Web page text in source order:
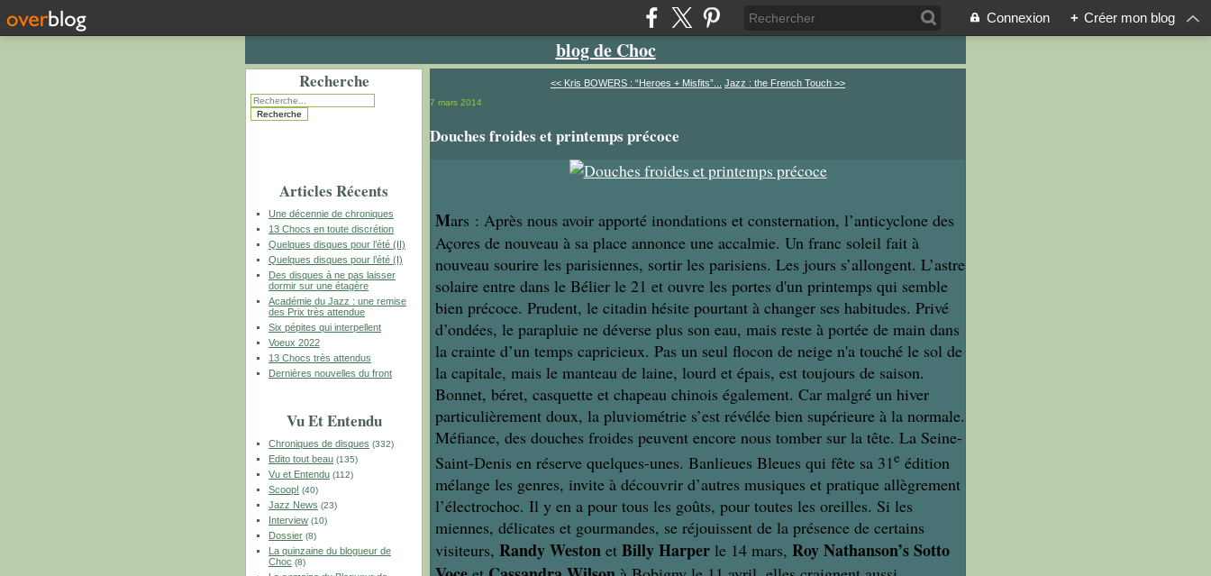
Connexion + Créer mon blog
blog de Choc
Recherche
Articles Récents
Une décennie de chroniques
13 Chocs en toute discrétion
Quelques disques pour l’été (II)
Quelques disques pour l’été (I)
Des disques à ne pas laisser
dormir sur une étagère
Académie du Jazz : une remise
des Prix très attendue
Six pépites qui interpellent
Voeux 2022
13 Chocs très attendus
Dernières nouvelles du front
Vu Et Entendu
Chroniques de disques (332)
Edito tout beau (135)
Vu et Entendu (112)
Scoop! (40)
Jazz News (23)
Interview (10)
Dossier (8)
La quinzaine du blogueur de
Choc (8)
<< Kris BOWERS : “Heroes + Misfits”... Jazz : the French Touch >>
7 mars 2014
Douches froides et printemps précoce
Mars : Après nous avoir apporté inondations et consternation, l’anticyclone des
Açores de nouveau à sa place annonce une accalmie. Un franc soleil fait à
nouveau sourire les parisiennes, sortir les parisiens. Les jours s’allongent. L’astre
solaire entre dans le Bélier le 21 et ouvre les portes d'un printemps qui semble
bien précoce. Prudent, le citadin hésite pourtant à changer ses habitudes. Privé
d’ondées, le parapluie ne déverse plus son eau, mais reste à portée de main dans
la crainte d’un temps capricieux. Pas un seul flocon de neige n'a touché le sol de
la capitale, mais le manteau de laine, lourd et épais, est toujours de saison.
Bonnet, béret, casquette et chapeau chinois également. Car malgré un hiver
particulièrement doux, la pluviométrie s’est révélée bien supérieure à la normale.
Méfiance, des douches froides peuvent encore nous tomber sur la tête. La Seine-
Saint-Denis en réserve quelques-unes. Banlieues Bleues qui fête sa 31e édition
mélange les genres, invite à découvrir d’autres musiques et pratique allègrement
l’électrochoc. Il y en a pour tous les goûts, pour toutes les oreilles. Si les
miennes, délicates et gourmandes, se réjouissent de la présence de certains
visiteurs, Randy Weston et Billy Harper le 14 mars, Roy Nathanson’s Sotto